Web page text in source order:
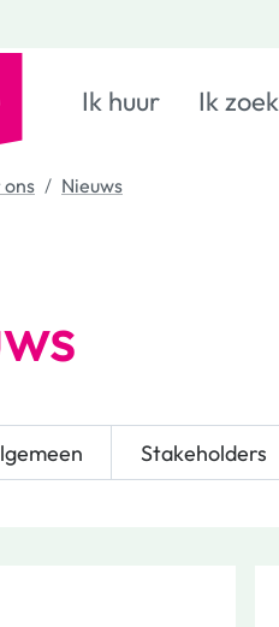
Ik huur Ik zoek
Nieuws
Stakeholders